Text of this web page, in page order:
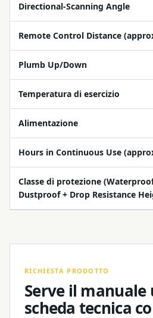
Directional-Scanning Angle
Remote Control Distance
Plumb Up/Down
Temperatura di esercizio
Alimentazione
Hours in Continuous Use
Classe di protezione
Dustproof + Drop Resistance
RICHIESTA PRODOTTO
Serve il manuale
scheda tecnica